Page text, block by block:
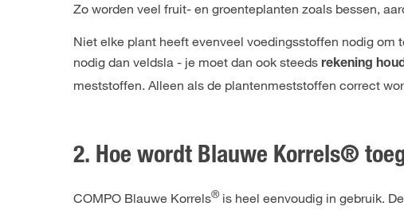
Zo worden veel fruit- en groenteplanten zoals bessen,
Niet elke plant heeft evenveel voedingsstoffen nodig
nodig dan veldsla - je moet dan ook steeds rekening
meststoffen. Alleen als de plantenmeststoffen correct
2. Hoe wordt Blauwe Korrels®
COMPO Blauwe Korrels® is heel eenvoudig in gebruik.